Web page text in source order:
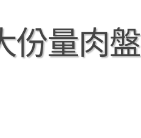
份量肉盤